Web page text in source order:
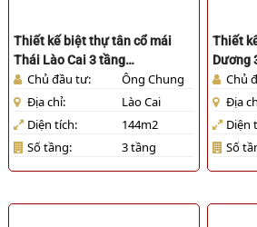
Thiết kế biệt thự tân cổ mái
Thái Lào Cai 3 tầng
[HL241125]
Chủ đầu tư:
Ông Chung
Địa chỉ:
Lào Cai
Diện tích:
144m2
Số tầng:
3 tầng
Thiết
Dương
ViệtChủ
Địa
Diện
Số